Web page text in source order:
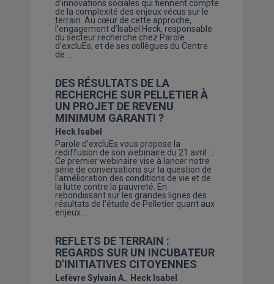
d’innovations sociales qui tiennent compte
de la complexité des enjeux vécus sur le
terrain. Au cœur de cette approche,
l’engagement d’Isabel Heck, responsable
du secteur recherche chez Parole
d’excluEs, et de ses collègues du Centre
de …
DES RÉSULTATS DE LA
RECHERCHE SUR PELLETIER À
UN PROJET DE REVENU
MINIMUM GARANTI ?
Heck Isabel
Parole d’excluEs vous propose la
rediffusion de son webinaire du 21 avril : .
Ce premier webinaire vise à lancer notre
série de conversations sur la question de
l’amélioration des conditions de vie et de
la lutte contre la pauvreté. En
rebondissant sur les grandes lignes des
résultats de l’étude de Pelletier quant aux
enjeux …
REFLETS DE TERRAIN :
REGARDS SUR UN INCUBATEUR
D’INITIATIVES CITOYENNES
Lefèvre Sylvain A.
Heck Isabel